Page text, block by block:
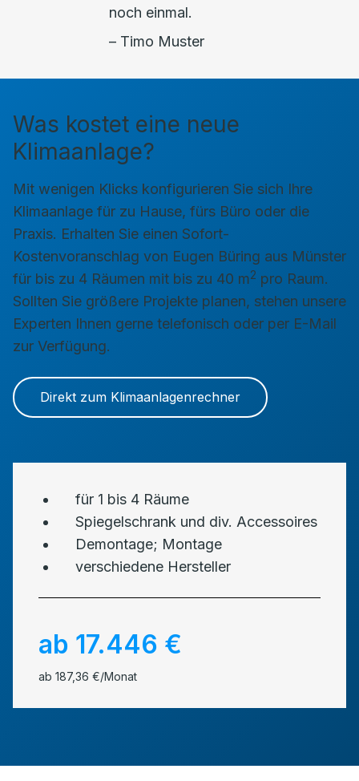
noch einmal.
– Timo Muster
Was kostet eine neue
Klimaanlage?
Mit wenigen Klicks konfigurieren Sie sich Ihre
Klimaanlage für zu Hause, fürs Büro oder die
Praxis. Erhalten Sie einen Sofort-
Kostenvoranschlag von Eugen Büring aus Münster
für bis zu 4 Räumen mit bis zu 40 m2 pro Raum.
Sollten Sie größere Projekte planen, stehen unsere
Experten Ihnen gerne telefonisch oder per E-Mail
zur Verfügung.
Direkt zum Klimaanlagenrechner
für 1 bis 4 Räume
Spiegelschrank und div. Accessoires
Demontage; Montage
verschiedene Hersteller
ab 17.446 €
ab 187,36 €/Monat